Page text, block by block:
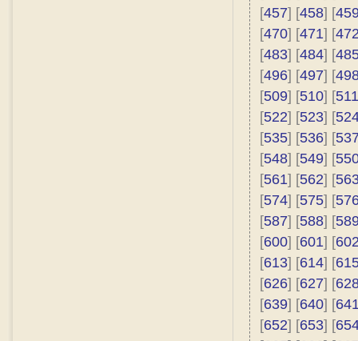
[457] [458] [
[470] [471] [
[483] [484] [
[496] [497] [
[509] [510] [511
[522] [523] [
[535] [536] [
[548] [549] [
[561] [562] [
[574] [575] [
[587] [588] [
[600] [601] [
[613] [614] [
[626] [627] [
[639] [640] [
[652] [653] [